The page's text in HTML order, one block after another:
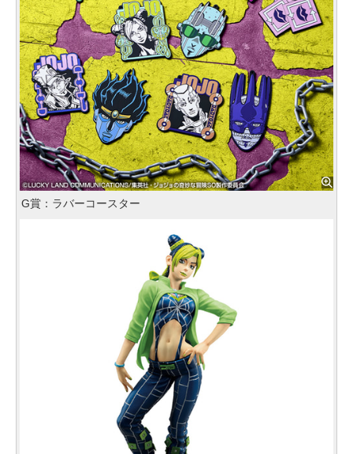
G賞：ラバーコースター